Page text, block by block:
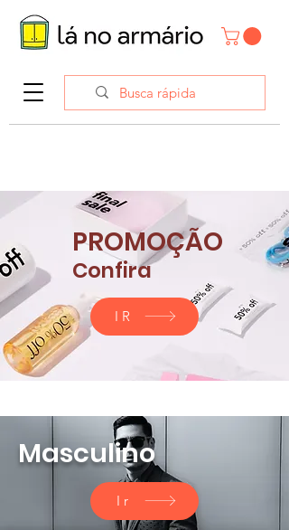
PROMOÇÃO
Confira
IR
Masculino
Ir